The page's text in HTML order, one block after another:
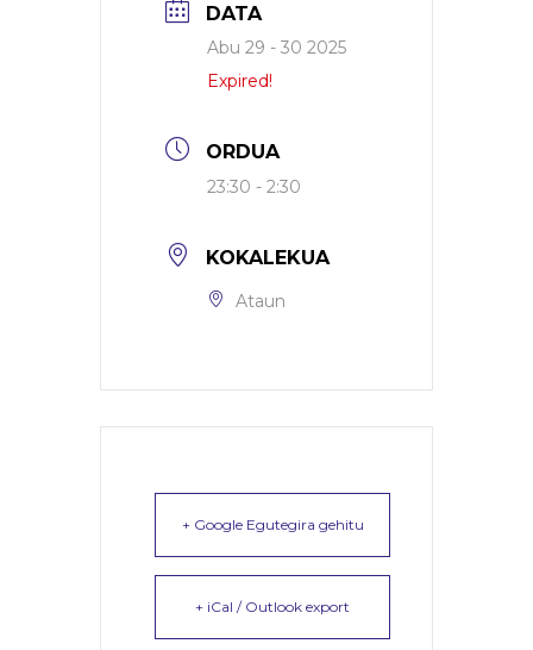
DATA
Abu 29 - 30 2025
Expired!
ORDUA
23:30 - 2:30
KOKALEKUA
Ataun
+ Google Egutegira gehitu
+ iCal / Outlook export